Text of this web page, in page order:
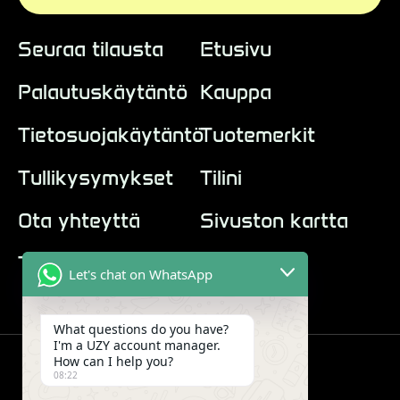
Seuraa tilausta
Palautuskäytäntö
Tietosuojakäytäntö
Tullikysymykset
Ota yhteyttä
Tietoa meistä
Etusivu
Kauppa
Tuotemerkit
Tilini
Sivuston kartta
Let's chat on WhatsApp
What questions do you have?
I'm a UZY account manager.
How can I help you?
08:22